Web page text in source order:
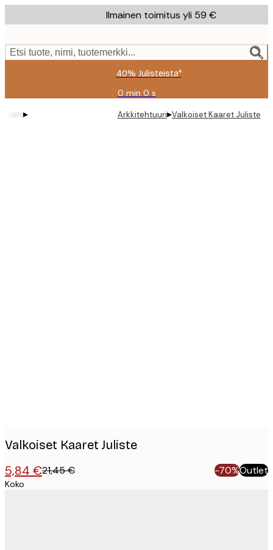
to
content.
Ilmainen toimitus yli 59 €
Etsi tuote, nimi, tuotemerkki...
40% Julisteista*
0 min 0 s
Voimassa
asti:
2026-
▸ Arkkitehtuuri▸Valkoiset Kaaret Juliste
Valkoiset Kaaret Juliste
5,84 €21,45 € -70%Outlet
Koko